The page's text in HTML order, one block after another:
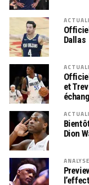
Dallas
et
Dion